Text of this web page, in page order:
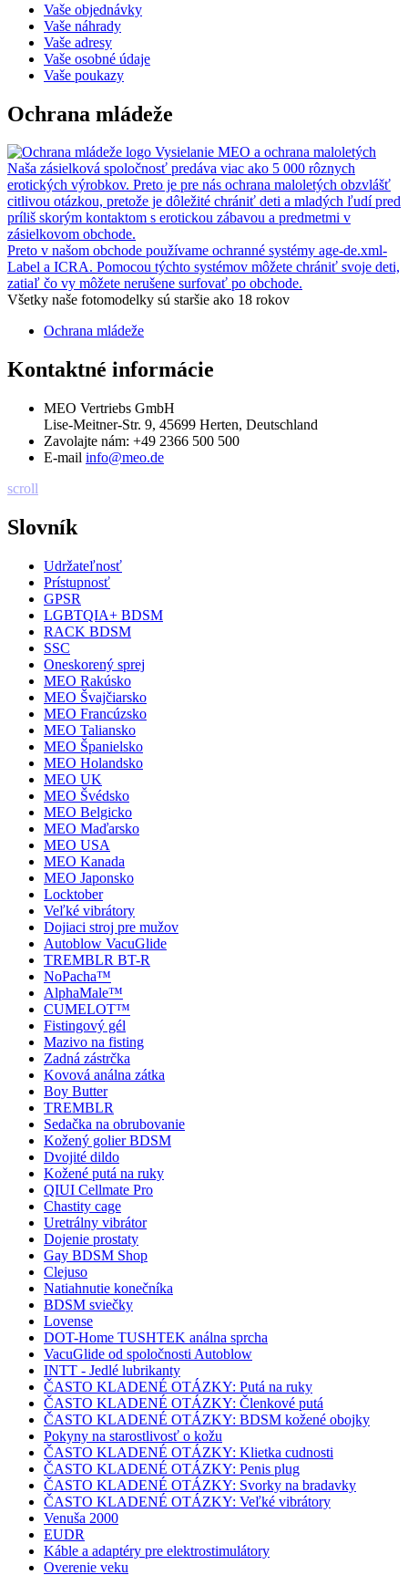
Vaše objednávky
Vaše náhrady
Vaše adresy
Vaše osobné údaje
Vaše poukazy
Ochrana mládeže
Vysielanie MEO a ochrana maloletých
Naša zásielková spoločnosť predáva viac ako 5 000 rôznych
erotických výrobkov. Preto je pre nás ochrana maloletých obzvlášť
citlivou otázkou, pretože je dôležité chrániť deti a mladých ľudí pred
príliš skorým kontaktom s erotickou zábavou a predmetmi v
zásielkovom obchode.
Preto v našom obchode používame ochranné systémy age-de.xml-
Label a ICRA. Pomocou týchto systémov môžete chrániť svoje deti,
zatiaľ čo vy môžete nerušene surfovať po obchode.
Všetky naše fotomodelky sú staršie ako 18 rokov
Ochrana mládeže
Kontaktné informácie
MEO Vertriebs GmbH
Lise-Meitner-Str. 9, 45699 Herten, Deutschland
Zavolajte nám: +49 2366 500 500
E-mail info@meo.de
scroll
Slovník
Udržateľnosť
Prístupnosť
GPSR
LGBTQIA+ BDSM
RACK BDSM
SSC
Oneskorený sprej
MEO Rakúsko
MEO Švajčiarsko
MEO Francúzsko
MEO Taliansko
MEO Španielsko
MEO Holandsko
MEO UK
MEO Švédsko
MEO Belgicko
MEO Maďarsko
MEO USA
MEO Kanada
MEO Japonsko
Locktober
Veľké vibrátory
Dojiaci stroj pre mužov
Autoblow VacuGlide
TREMBLR BT-R
NoPacha™
AlphaMale™
CUMELOT™
Fistingový gél
Mazivo na fisting
Zadná zástrčka
Kovová análna zátka
Boy Butter
TREMBLR
Sedačka na obrubovanie
Kožený golier BDSM
Dvojité dildo
Kožené putá na ruky
QIUI Cellmate Pro
Chastity cage
Uretrálny vibrátor
Dojenie prostaty
Gay BDSM Shop
Clejuso
Natiahnutie konečníka
BDSM sviečky
Lovense
DOT-Home TUSHTEK análna sprcha
VacuGlide od spoločnosti Autoblow
INTT - Jedlé lubrikanty
ČASTO KLADENÉ OTÁZKY: Putá na ruky
ČASTO KLADENÉ OTÁZKY: Členkové putá
ČASTO KLADENÉ OTÁZKY: BDSM kožené obojky
Pokyny na starostlivosť o kožu
ČASTO KLADENÉ OTÁZKY: Klietka cudnosti
ČASTO KLADENÉ OTÁZKY: Penis plug
ČASTO KLADENÉ OTÁZKY: Svorky na bradavky
ČASTO KLADENÉ OTÁZKY: Veľké vibrátory
Venuša 2000
EUDR
Káble a adaptéry pre elektrostimulátory
Overenie veku